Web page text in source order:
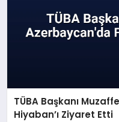
TÜBA Başkanı
Hiyaban’ı Ziyaret Etti